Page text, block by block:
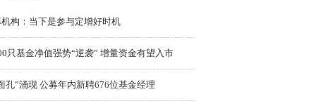
构：当下是参与定增好时机
只基金净值强势“逆袭” 增量资金有望入市
孔”涌现 公募年内新聘676位基金经理